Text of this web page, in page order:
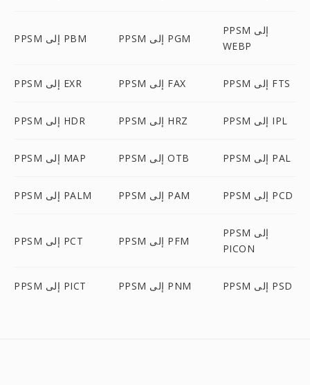
PPSM إلى PBM PPSM إلى PGM
PPSM إلى
WEBP
PPSM إلى EXR PPSM إلى FAX PPSM إلى FTS
PPSM إلى HDR PPSM إلى HRZ PPSM إلى IPL
PPSM إلى MAP PPSM إلى OTB PPSM إلى PAL
PPSM إلى PALM PPSM إلى PAM PPSM إلى PCD
PPSM إلى PCT PPSM إلى PFM
PPSM إلى
PICON
PPSM إلى PICT PPSM إلى PNM PPSM إلى PSD